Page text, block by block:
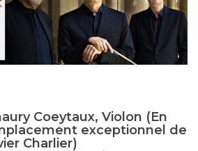
Coeytaux, Violon (En
exceptionnel de
Charlier)